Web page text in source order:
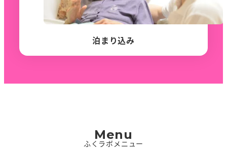
泊まり込み
Menu
ふくラボメニュー